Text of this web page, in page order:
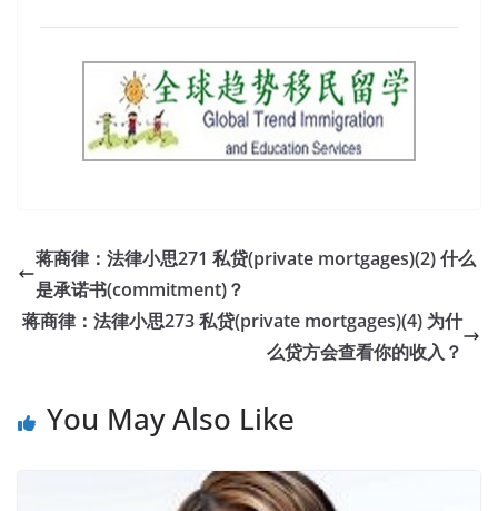
蒋商律：法律小思271 私贷(private mortgages)(2) 什么
是承诺书(commitment)？
蒋商律：法律小思273 私贷(private mortgages)(4) 为什
么贷方会查看你的收入？
You May Also Like